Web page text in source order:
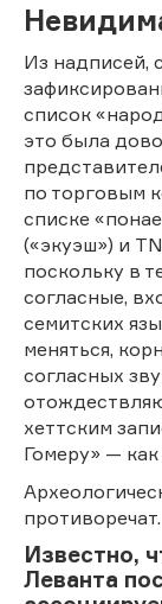
Из надписей,
список
это была
по торговым
списке
(«экуэш») и
поскольку в
согласные,
семитских
меняться,
согласных
хеттским
Гомеру» —
противоречат.
Известно,
Леванта